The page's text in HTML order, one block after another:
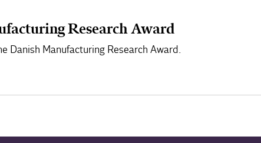
Research Award
Danish Manufacturing Research Award.